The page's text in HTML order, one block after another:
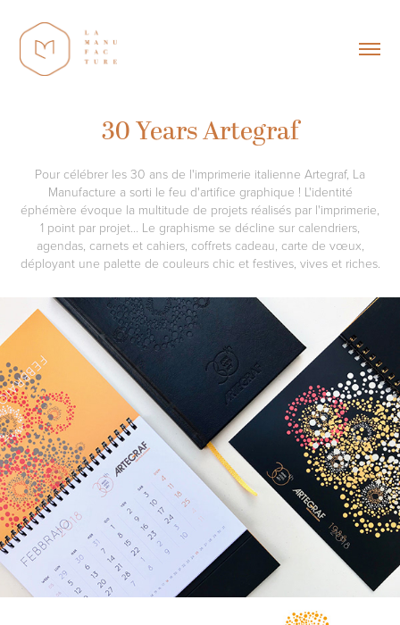
30 Years Artegraf
Pour célébrer les 30 ans de l'imprimerie italienne Artegraf, La
Manufacture a sorti le feu d'artifice graphique ! L'identité
éphémère évoque la multitude de projets réalisés par l'imprimerie,
1 point par projet… Le graphisme se décline sur calendriers,
agendas, carnets et cahiers, coffrets cadeau, carte de vœux,
déployant une palette de couleurs chic et festives, vives et riches.